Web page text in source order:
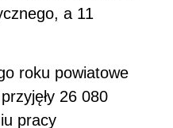
a 11
roku powiatowe
26 080
pracy